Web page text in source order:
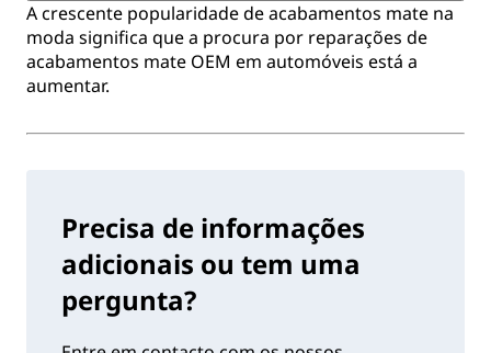
A crescente popularidade de acabamentos mate na
moda significa que a procura por reparações de
acabamentos mate OEM em automóveis está a
aumentar.
Precisa de informações
adicionais ou tem uma
pergunta?